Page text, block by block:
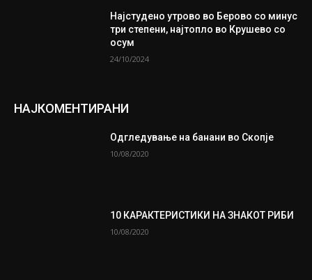
Најстудено утрово во Берово со минус
три степени, најтопло во Крушево со
осум
24/10/2024
НАЈКОМЕНТИРАНИ
Одгледување на банани во Скопје
10/08/2020
10 КАРАКТЕРИСТИКИ НА ЗНАКОТ РИБИ
10/08/2020